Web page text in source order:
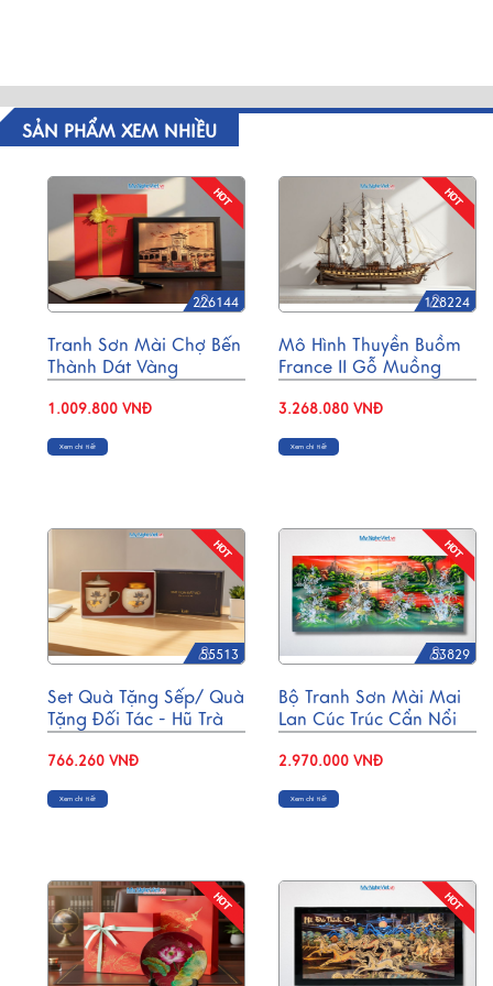
SẢN PHẨM XEM NHIỀU
226144
Tranh Sơn Mài Chợ Bến
Thành Dát Vàng
1.009.800 VNĐ
Xem chi tiết
128224
Mô Hình Thuyền Buồm
France II Gỗ Muồng
TB02/1
3.268.080 VNĐ
Xem chi tiết
55513
Set Quà Tặng Sếp/ Quà
Tặng Đối Tác - Hũ Trà
Hoa Sen CBG001
766.260 VNĐ
Xem chi tiết
53829
Bộ Tranh Sơn Mài Mai
Lan Cúc Trúc Cẩn Nổi
2.970.000 VNĐ
Xem chi tiết